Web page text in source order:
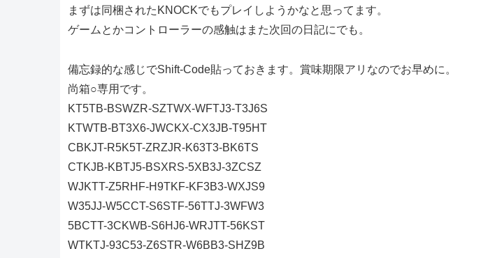
まずは同梱されたKNOCKでもプレイしようかなと思ってます。
ゲームとかコントローラーの感触はまた次回の日記にでも。
備忘録的な感じでShift-Code貼っておきます。賞味期限アリなのでお早めに。
尚箱○専用です。
KT5TB-BSWZR-SZTWX-WFTJ3-T3J6S
KTWTB-BT3X6-JWCKX-CX3JB-T95HT
CBKJT-R5K5T-ZRZJR-K63T3-BK6TS
CTKJB-KBTJ5-BSXRS-5XB3J-3ZCSZ
WJKTT-Z5RHF-H9TKF-KF3B3-WXJS9
W35JJ-W5CCT-S6STF-56TTJ-3WFW3
5BCTT-3CKWB-S6HJ6-WRJTT-56KST
WTKTJ-93C53-Z6STR-W6BB3-SHZ9B